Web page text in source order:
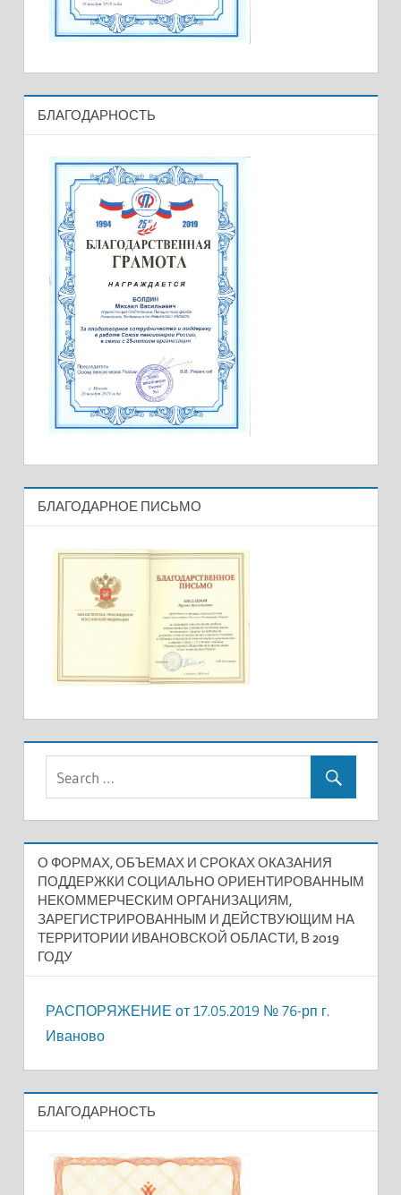
БЛАГОДАРНОСТЬ
БЛАГОДАРНОЕ ПИСЬМО
О ФОРМАХ, ОБЪЕМАХ И СРОКАХ ОКАЗАНИЯ
ПОДДЕРЖКИ СОЦИАЛЬНО ОРИЕНТИРОВАННЫМ
НЕКОММЕРЧЕСКИМ ОРГАНИЗАЦИЯМ,
ЗАРЕГИСТРИРОВАННЫМ И ДЕЙСТВУЮЩИМ НА
ТЕРРИТОРИИ ИВАНОВСКОЙ ОБЛАСТИ, В 2019
ГОДУ
РАСПОРЯЖЕНИЕ от 17.05.2019 № 76-рп г.
Иваново
БЛАГОДАРНОСТЬ